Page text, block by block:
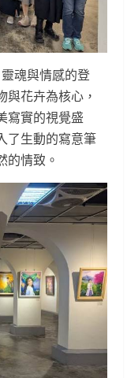
魂與情感的登
花卉為核心，
寫實的視覺盛
了生動的寫意筆
的情致。